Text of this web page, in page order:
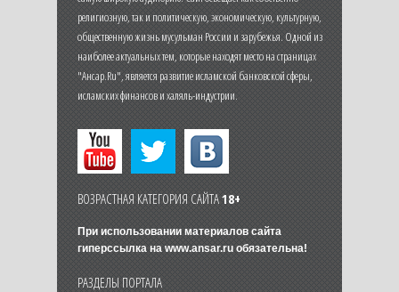
религиозную, так и политическую, экономическую, культурную,
общественную жизнь мусульман России и зарубежья. Одной из
наиболее актуальных тем, которые находят место на страницах
"Ансар.Ru", является развитие исламской банковской сферы,
исламских финансов и халяль-индустрии.
ВОЗРАСТНАЯ КАТЕГОРИЯ САЙТА18+
При использовании материалов сайта
гиперссылка на www.ansar.ruобязательна!
РАЗДЕЛЫ ПОРТАЛА